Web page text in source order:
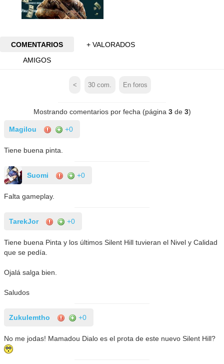
COMENTARIOS
+ VALORADOS
AMIGOS
< 30 com. En foros
Mostrando comentarios por fecha (página 3de 3)
Magilou +0
Tiene buena pinta.
Suomi +0
Falta gameplay.
TarekJor +0
Tiene buena Pinta y los últimos Silent Hill tuvieran el Nivel y Calidad
que se pedía.
Ojalá salga bien.
Saludos
Zukulemtho +0
No me jodas! Mamadou Dialo es el prota de este nuevo Silent Hill?